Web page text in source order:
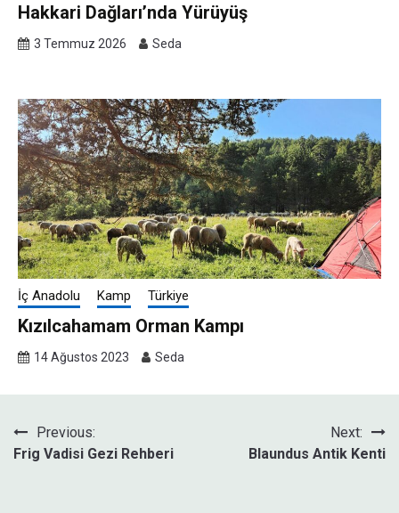
Hakkari Dağları’nda Yürüyüş
3 Temmuz 2026 Seda
İç Anadolu Kamp Türkiye
Kızılcahamam Orman Kampı
14 Ağustos 2023 Seda
Yazı
gezinmesi
Previous:
Frig Vadisi Gezi Rehberi
Next:
Blaundus Antik Kenti